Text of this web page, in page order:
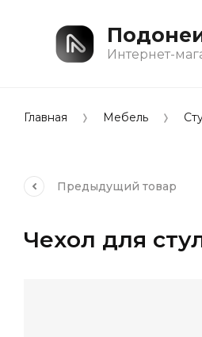
Интернет-
Главная Мебель
Предыдущий товар
Чехол для